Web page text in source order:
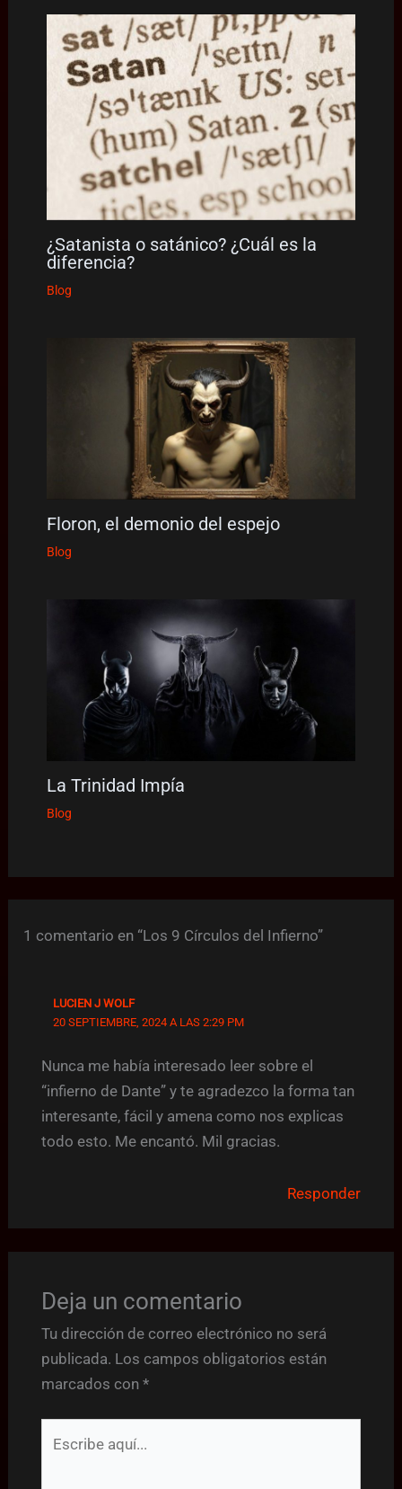
¿Satanista o satánico? ¿Cuál es la
diferencia?
Blog
Floron, el demonio del espejo
Blog
La Trinidad Impía
Blog
1 comentario en “Los 9 Círculos del Infierno”
LUCIEN J WOLF
20 SEPTIEMBRE, 2024 A LAS 2:29 PM
Nunca me había interesado leer sobre el
“infierno de Dante” y te agradezco la forma tan
interesante, fácil y amena como nos explicas
todo esto. Me encantó. Mil gracias.
Responder
Deja un comentario
Tu dirección de correo electrónico no será
publicada. Los campos obligatorios están
marcados con *